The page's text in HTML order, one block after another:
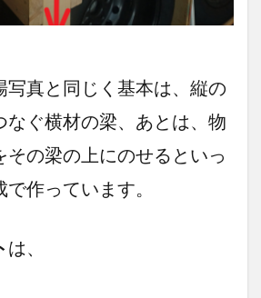
写真と同じく基本は、縦の
なぐ横材の梁、あとは、物
その梁の上にのせるといっ
作っています。
は、